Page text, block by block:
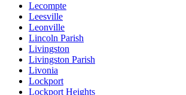
Lecompte
Leesville
Leonville
Lincoln Parish
Livingston
Livingston Parish
Livonia
Lockport
Lockport Heights